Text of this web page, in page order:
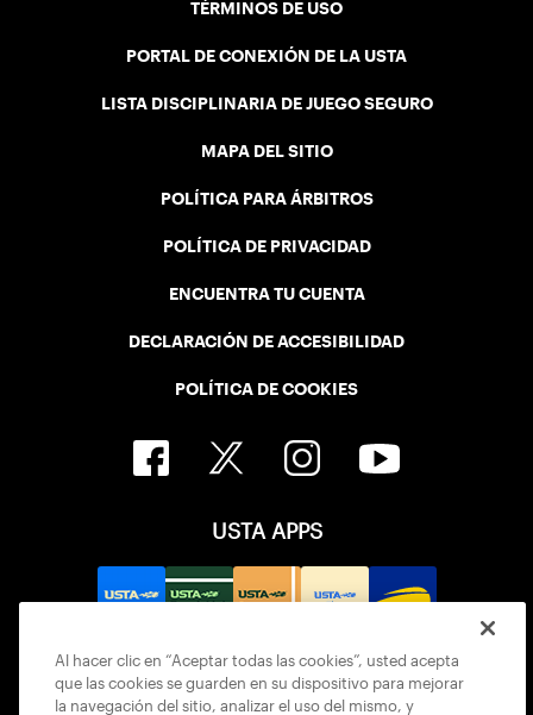
TÉRMINOS DE USO
PORTAL DE CONEXIÓN DE LA USTA
LISTA DISCIPLINARIA DE JUEGO SEGURO
MAPA DEL SITIO
POLÍTICA PARA ÁRBITROS
POLÍTICA DE PRIVACIDAD
ENCUENTRA TU CUENTA
DECLARACIÓN DE ACCESIBILIDAD
POLÍTICA DE COOKIES
USTA APPS
Al hacer clic en “Aceptar todas las cookies”, usted acepta
que las cookies se guarden en su dispositivo para mejorar
la navegación del sitio, analizar el uso del mismo, y